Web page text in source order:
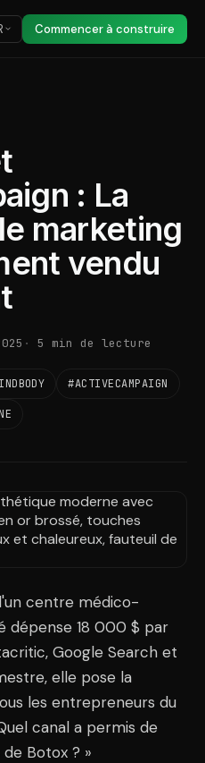
Commencer à construire
: La
marketing
vendu
5 min de lecture
#ACTIVECAMPAIGN
centre médico-
dépense 18 000 $ par
Google Search et
elle pose la
les entrepreneurs du
canal a permis de
Botox ? »